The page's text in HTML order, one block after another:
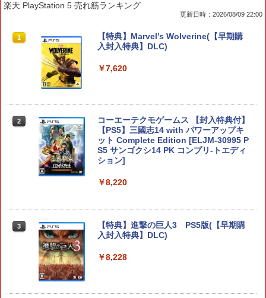
1 Nintendo Switch 2 オールインボックス
グケース 耐衝撃 大容量収納 Switch 保護
ケース 収納バッグ ニンテンドー スイッ
チ2 収納バッグ キャリーケース 保護 ゲ
ームカード
グホイール for Nintendo Switch2 [NSX
-122]
￥9,660
楽天 PlayStation 5 売れ筋ランキング
更新日時：2026/08/09 22:00
1
【特典】Marvel’s Wolverine(【早期購
入封入特典】DLC)
￥7,620
2
コーエーテクモゲームス 【封入特典付】
【PS5】三國志14 with パワーアップキ
ット Complete Edition [ELJM-30995 P
S5 サンゴクシ14 PK コンプリ-トエディ
ション]
￥8,220
3
【特典】進撃の巨人3 PS5版(【早期購
入封入特典】DLC)
￥8,228